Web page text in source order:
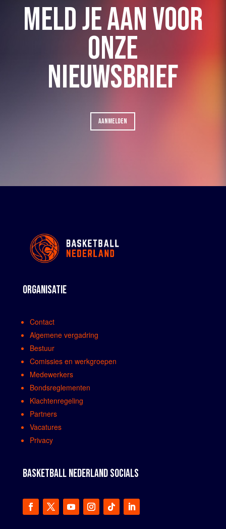
MELD JE AAN VOOR
ONZE
NIEUWSBRIEF
AANMELDEN
ORGANISATIE
Contact
Algemene vergadring
Bestuur
Comissies en werkgroepen
Medewerkers
Bondsreglementen
Klachtenregeling
Partners
Vacatures
Privacy
BASKETBALL NEDERLAND SOCIALS